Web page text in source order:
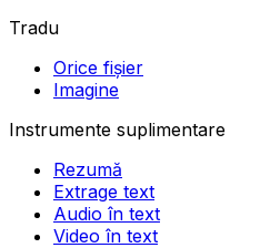
Tradu
Orice fișier
Imagine
Instrumente suplimentare
Rezumă
Extrage text
Audio în text
Video în text